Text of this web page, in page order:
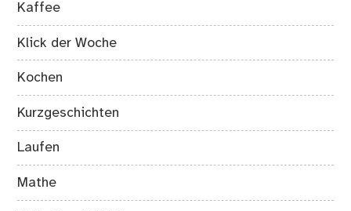
Kaffee
Klick der Woche
Kochen
Kurzgeschichten
Laufen
Mathe